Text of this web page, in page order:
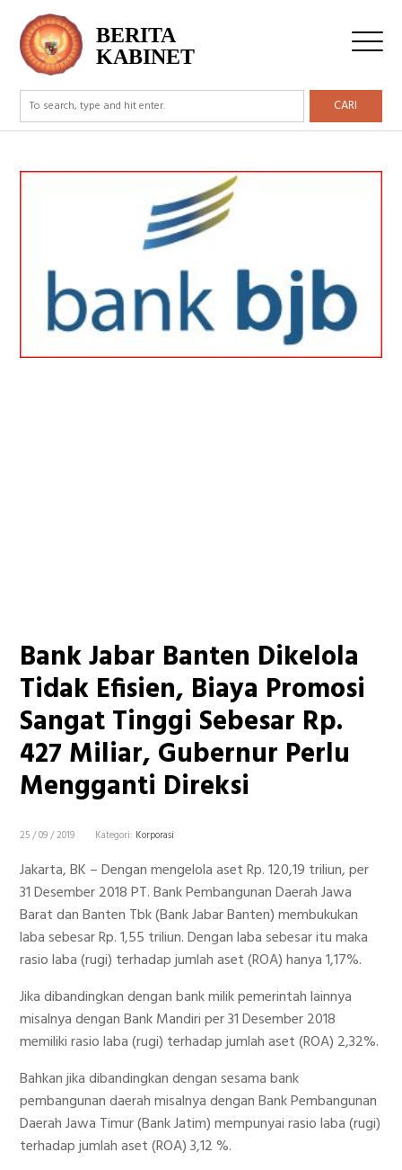
BERITA
KABINET
CARI
Bank Jabar Banten Dikelola
Tidak Efisien, Biaya Promosi
Sangat Tinggi Sebesar Rp.
427 Miliar, Gubernur Perlu
Mengganti Direksi
25 / 09 / 2019 Kategori: Korporasi
Jakarta, BK – Dengan mengelola aset Rp. 120,19 triliun, per
31 Desember 2018 PT. Bank Pembangunan Daerah Jawa
Barat dan Banten Tbk (Bank Jabar Banten) membukukan
laba sebesar Rp. 1,55 triliun. Dengan laba sebesar itu maka
rasio laba (rugi) terhadap jumlah aset (ROA) hanya 1,17%.
Jika dibandingkan dengan bank milik pemerintah lainnya
misalnya dengan Bank Mandiri per 31 Desember 2018
memiliki rasio laba (rugi) terhadap jumlah aset (ROA) 2,32%.
Bahkan jika dibandingkan dengan sesama bank
pembangunan daerah misalnya dengan Bank Pembangunan
Daerah Jawa Timur (Bank Jatim) mempunyai rasio laba (rugi)
terhadap jumlah aset (ROA) 3,12 %.